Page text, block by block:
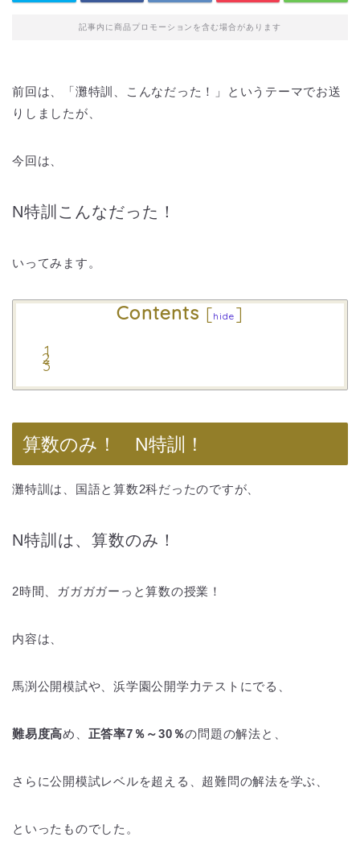
記事内に商品プロモーションを含む場合があります
前回は、「灘特訓、こんなだった！」というテーマでお送
りしましたが、
今回は、
N特訓こんなだった！
いってみます。
Contents [hide ]
算数のみ！ N特訓！
灘特訓は、国語と算数2科だったのですが、
N特訓は、算数のみ！
2時間、ガガガガーっと算数の授業！
内容は、
馬渕公開模試や、浜学園公開学力テストにでる、
難易度高め、 正答率7％～30％の問題の解法と、
さらに公開模試レベルを超える、超難問の解法を学ぶ、
といったものでした。